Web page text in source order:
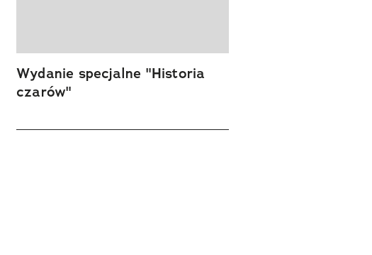
Wydanie specjalne "Historia
czarów"